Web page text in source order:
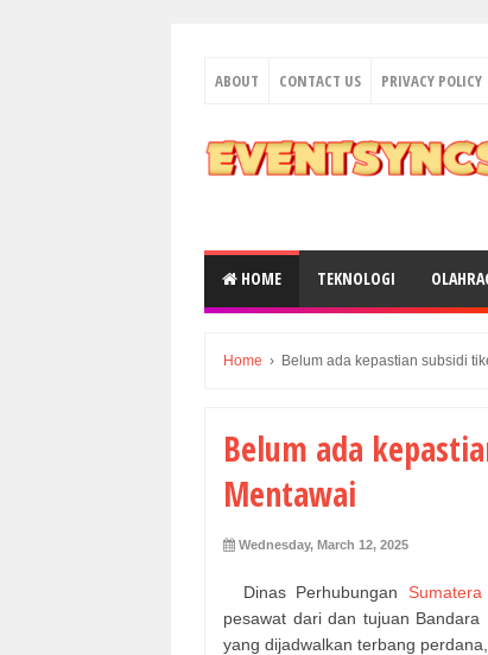
ABOUT CONTACT US PRIVACY POLICY
HOME TEKNOLOGI
Home › Belum ada kepastian subsidi
Belum ada
Mentawai
Wednesday, March 12, 2025
Dinas Perhubungan
pesawat dari dan tujuan
yang dijadwalkan terbang